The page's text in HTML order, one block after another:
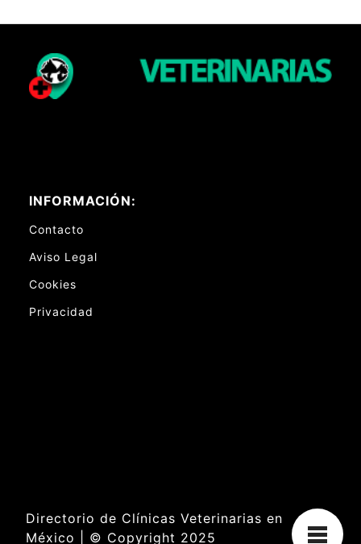
INFORMACIÓN:
Contacto
Aviso Legal
Cookies
Privacidad
Directorio de Clínicas Veterinarias en
México | © Copyright 2025